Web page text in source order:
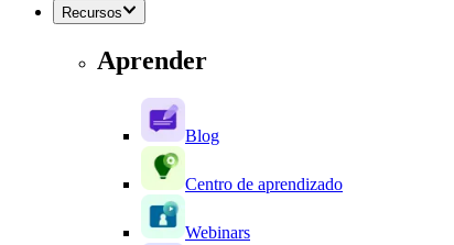
Recursos
Aprender
Blog
Centro de aprendizado
Webinars